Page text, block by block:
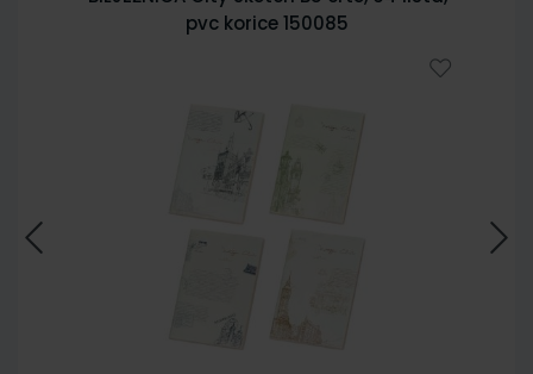
pvc korice 150085